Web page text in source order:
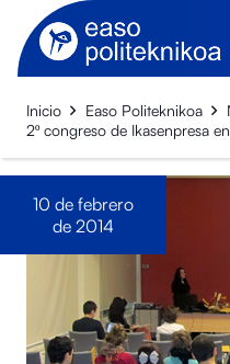
Inicio Easo Politeknikoa
2º congreso de Ikasenpresa
10 de febrero
de 2014